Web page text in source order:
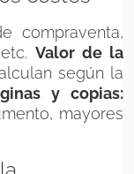
compraventa,
Valor de la
según la
y copias:
mayores